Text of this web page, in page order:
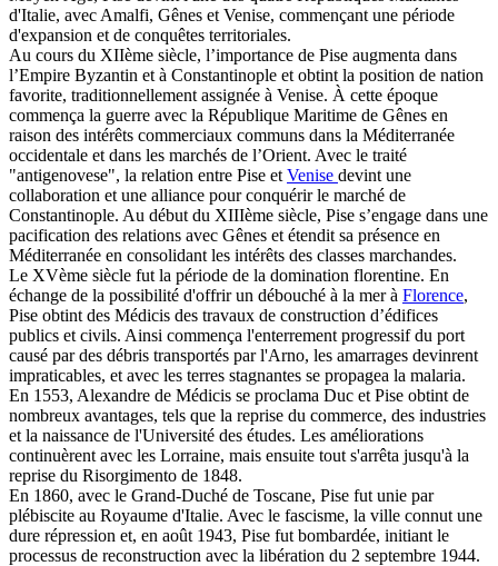
d'Italie, avec Amalfi, Gênes et Venise, commençant une période
d'expansion et de conquêtes territoriales.
Au cours du XIIème siècle, l’importance de Pise augmenta dans
l’Empire Byzantin et à Constantinople et obtint la position de nation
favorite, traditionnellement assignée à Venise. À cette époque
commença la guerre avec la République Maritime de Gênes en
raison des intérêts commerciaux communs dans la Méditerranée
occidentale et dans les marchés de l’Orient. Avec le traité
"antigenovese", la relation entre Pise et Venise devint une
collaboration et une alliance pour conquérir le marché de
Constantinople. Au début du XIIIème siècle, Pise s’engage dans une
pacification des relations avec Gênes et étendit sa présence en
Méditerranée en consolidant les intérêts des classes marchandes.
Le XVème siècle fut la période de la domination florentine. En
échange de la possibilité d'offrir un débouché à la mer à Florence,
Pise obtint des Médicis des travaux de construction d’édifices
publics et civils. Ainsi commença l'enterrement progressif du port
causé par des débris transportés par l'Arno, les amarrages devinrent
impraticables, et avec les terres stagnantes se propagea la malaria.
En 1553, Alexandre de Médicis se proclama Duc et Pise obtint de
nombreux avantages, tels que la reprise du commerce, des industries
et la naissance de l'Université des études. Les améliorations
continuèrent avec les Lorraine, mais ensuite tout s'arrêta jusqu'à la
reprise du Risorgimento de 1848.
En 1860, avec le Grand-Duché de Toscane, Pise fut unie par
plébiscite au Royaume d'Italie. Avec le fascisme, la ville connut une
dure répression et, en août 1943, Pise fut bombardée, initiant le
processus de reconstruction avec la libération du 2 septembre 1944.